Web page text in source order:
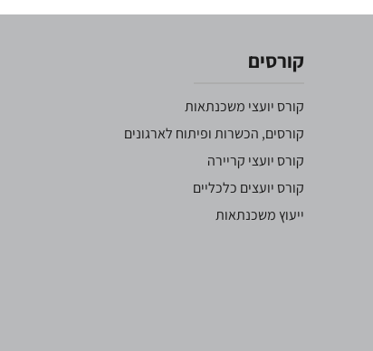
קורסים
קורס יועצי משכנתאות
קורסים, הכשרות ופיתוח לארגונים
קורס יועצי קריירה
קורס יועצים כלכליים
ייעוץ משכנתאות